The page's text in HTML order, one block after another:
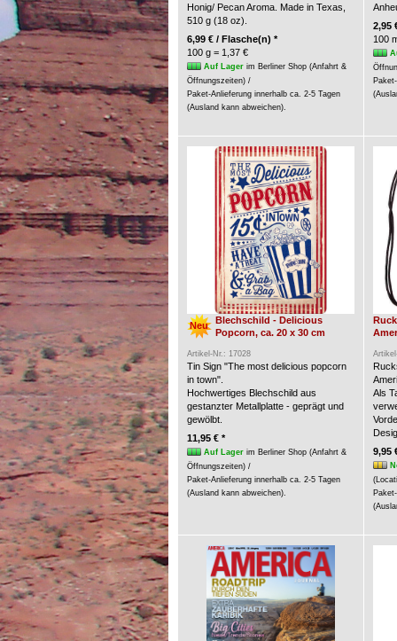
Honig/ Pecan Aroma. Made in Texas,
510 g (18 oz).
6,99 € / Flasche(n) *
100 g = 1,37 €
Auf Lagerim Berliner Shop (Anfahrt &
Öffnungszeiten) /
Paket-Anlieferung innerhalb ca. 2-5 Tagen
(Ausland kann abweichen).
2,95
100
Neu
Blechschild - Delicious
Popcorn, ca. 20 x 30 cm
Artikel-Nr.: 17028
Tin Sign "The most delicious popcorn
in town".
Hochwertiges Blechschild aus
gestanzter Metallplatte - geprägt und
gewölbt.
11,95 € *
Auf Lagerim Berliner Shop (Anfahrt &
Öffnungszeiten) /
Paket-Anlieferung innerhalb ca. 2-5 Tagen
(Ausland kann abweichen).
Als
9,95